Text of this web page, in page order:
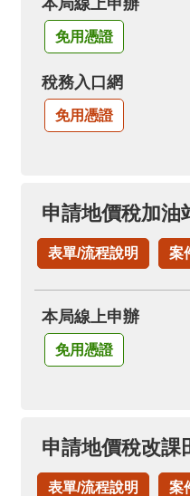
本局線上申辦
免用憑證
稅務入口網
免用憑證
申請地價稅加油
表單/流程說明 案
本局線上申辦
免用憑證
申請地價稅改課
表單/流程說明 案